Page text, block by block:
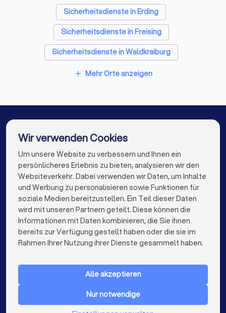
Sicherheitsdienste in Erding
Sicherheitsdienste in Freising
Sicherheitsdienste in Waldkraiburg
Sicherheitsdienste in Eggenfelden
Sicherheitsdienste in Straubing
Sicherheitsdienste in Berlin
Sicherheitsdienste in Hamburg
Sicherheitsdienste in München
Sicherheitsdienste in Köln
Sicherheitsdienste in Frankfurt am Main
Sicherheitsdienste in Düsseldorf
Sicherheitsdienste in Dortmund
add Mehr Orte anzeigen
Die besten Sicherheitsdienste für Sie
info@trustlocal.de
FÜR PRIVATPERSONEN
Niederlande
Wir verwenden Cookies
Um unsere Website zu verbessern und Ihnen ein
persönlicheres Erlebnis zu bieten, analysieren wir den
Websiteverkehr. Dabei verwenden wir Daten, um Inhalte
und Werbung zu personalisieren sowie Funktionen für
soziale Medien bereitzustellen. Ein Teil dieser Daten
wird mit unseren Partnern geteilt. Diese können die
Informationen mit Daten kombinieren, die Sie ihnen
bereits zur Verfügung gestellt haben oder die sie im
Rahmen Ihrer Nutzung ihrer Dienste gesammelt haben.
Alle akzeptieren
Nur notwendige